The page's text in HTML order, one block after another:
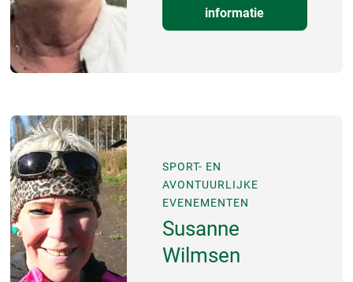
informatie
SPORT- EN
AVONTUURLIJKE
EVENEMENTEN
Susanne
Wilmsen